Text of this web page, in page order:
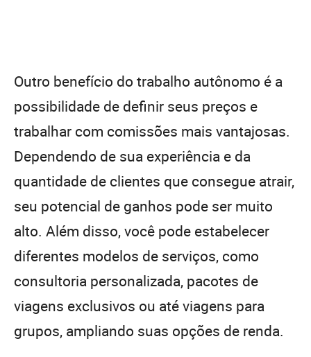
Outro benefício do trabalho autônomo é a
possibilidade de definir seus preços e
trabalhar com comissões mais vantajosas.
Dependendo de sua experiência e da
quantidade de clientes que consegue atrair,
seu potencial de ganhos pode ser muito
alto. Além disso, você pode estabelecer
diferentes modelos de serviços, como
consultoria personalizada, pacotes de
viagens exclusivos ou até viagens para
grupos, ampliando suas opções de renda.